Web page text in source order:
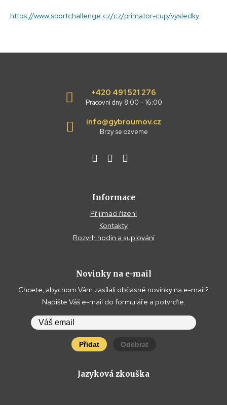
https://www.sportchallenge.cz/cz/primator-cup/vysledky
+420 491 521 276
Pracovní dny 8:00 - 16:00
info@gybroumov.cz
Brzy se ozveme
Informace
Přijímací řízení
Kontakty
Rozvrh hodin a suplování
Novinky na e-mail
Chcete, abychom Vám zasílali občasné novinky na e-mail?
Napište Váš e-mail do formuláře a potvrďte.
Přidat Odebrat
Jazyková zkouška